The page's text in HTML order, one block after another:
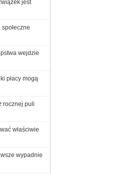
jest
wejdzie
płacy mogą
rocznej puli
właściwie
wypadnie